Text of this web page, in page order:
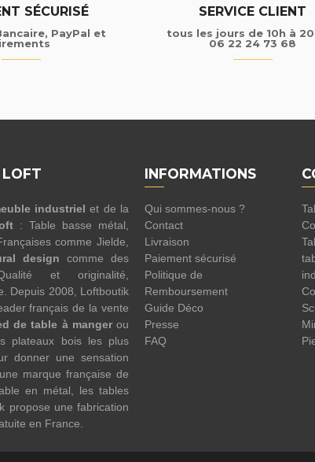
SÉCURISÉ
PayPal et
SERVICE CLIENT
tous les jours de 10h à
06 22 24 73 68
LOFT
industriel et de la
: Table basse métal,
comme Jielde,
design comme des
et originalité,
Depuis 2008, Loftboutik
français de la vente
de table à mangerou
plateaux bois les plus
donner une sensation
marque française de
en métal, les tables
propose une fabrication
en France.
INFORMATIONS
Qui sommes-nous ?
Contact
Livraison
Paiement sécurisé
Politique de
Remboursement
Guide Déco
Presse
FAQ